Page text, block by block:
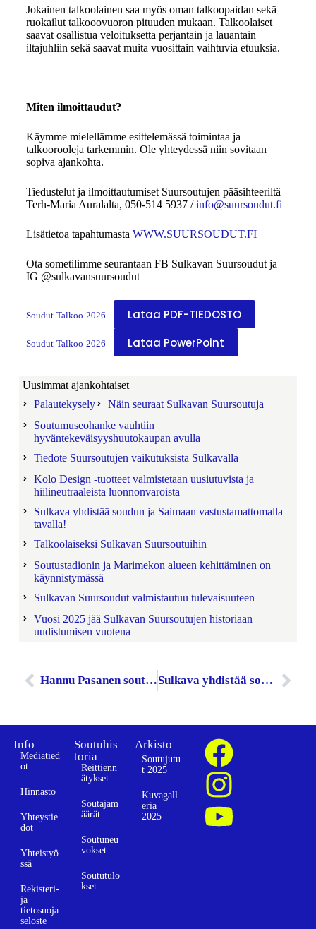
Jokainen talkoolainen saa myös oman talkoopaidan sekä
ruokailut talkooovuoron pituuden mukaan. Talkoolaiset
saavat osallistua veloituksetta perjantain ja lauantain
iltajuhliin sekä saavat muita vuosittain vaihtuvia etuuksia.
Miten ilmoittaudut?
Käymme mielellämme esittelemässä toimintaa ja
talkoorooleja tarkemmin. Ole yhteydessä niin sovitaan
sopiva ajankohta.
Tiedustelut ja ilmoittautumiset Suursoutujen pääsihteeriltä
Terh-Maria Auralalta, 050-514 5937 /info@suursoudut.fi
Lisätietoa tapahtumasta WWW.SUURSOUDUT.FI
Ota sometilimme seurantaan FB Sulkavan Suursoudut ja
IG @sulkavansuursoudut
Soudut-Talkoo-2026 Lataa PDF-TIEDOSTO
Soudut-Talkoo-2026 Lataa PowerPoint
Uusimmat ajankohtaiset
Palautekysely
Näin seuraat Sulkavan Suursoutuja
Soutumuseohanke vauhtiin
hyväntekeväisyyshuutokaupan avulla
Tiedote Suursoutujen vaikutuksista Sulkavalla
Kolo Design -tuotteet valmistetaan uusiutuvista ja
hiilineutraaleista luonnonvaroista
Sulkava yhdistää soudun ja Saimaan vastustamattomalla
tavalla!
Talkoolaiseksi Sulkavan Suursoutuihin
Soutustadionin ja Marimekon alueen kehittäminen on
käynnistymässä
Sulkavan Suursoudut valmistautuu tulevaisuuteen
Vuosi 2025 jää Sulkavan Suursoutujen historiaan
uudistumisen vuotena
Hannu Pasanen soutaa heinäkuussa Sulkavan suursouduissa 58. kerran – ”Soutu muutti elämäni” Sulkava yhdistää soudun ja Saimaan vastustamattomalla tavalla!
Info
Mediatied
ot
Hinnasto
Yhteystie
dot
Yhteistyö
ssä
Rekisteri-
ja
tietosuoja
seloste
Soutuhis
toria
Reittienn
ätykset
Soutajam
äärät
Soutuneu
vokset
Soututulo
kset
Arkisto
Soutujutu
t 2025
Kuvagall
eria
2025